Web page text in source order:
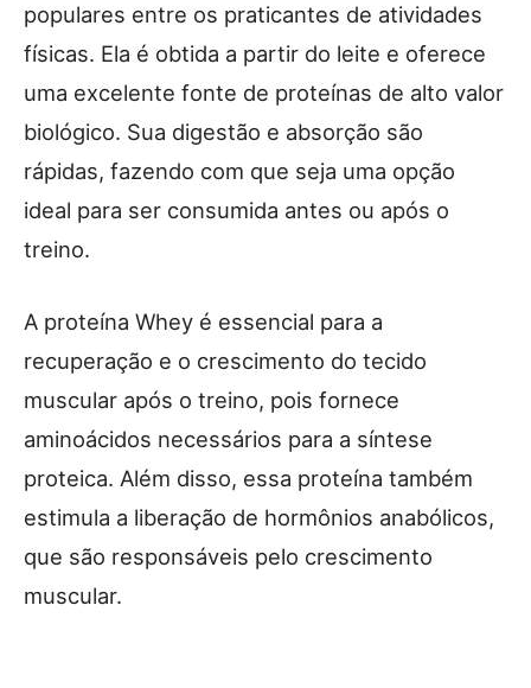
populares entre os praticantes de atividades
físicas. Ela é obtida a partir do leite e oferece
uma excelente fonte de proteínas de alto valor
biológico. Sua digestão e absorção são
rápidas, fazendo com que seja uma opção
ideal para ser consumida antes ou após o
treino.
A proteína Whey é essencial para a
recuperação e o crescimento do tecido
muscular após o treino, pois fornece
aminoácidos necessários para a síntese
proteica. Além disso, essa proteína também
estimula a liberação de hormônios anabólicos,
que são responsáveis pelo crescimento
muscular.